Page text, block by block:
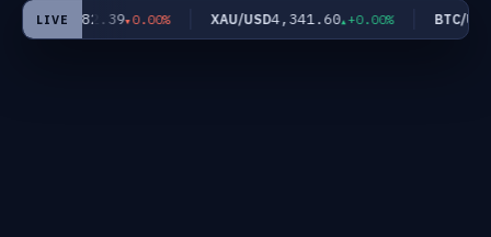
LIVE
EUR/JPY182.39 0.00% XAU/USD4,341.60 +0.00% BTC/USD